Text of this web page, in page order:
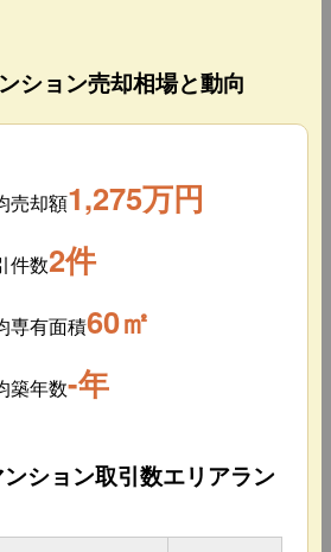
ション売却相場と動向
売却額1,275万円
件数2件
専有面積60㎡
築年数-年
ション取引数エリアラン